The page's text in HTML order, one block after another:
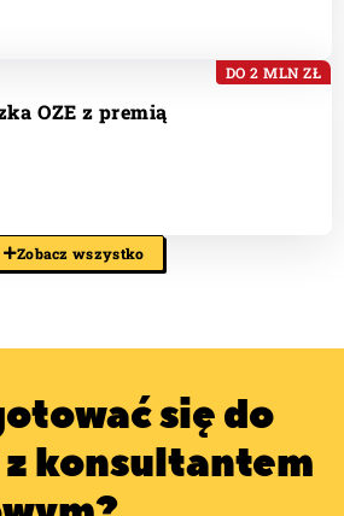
OZE z premią
DO 2 MLN ZŁ
Zobacz wszystko
się do
konsultantem